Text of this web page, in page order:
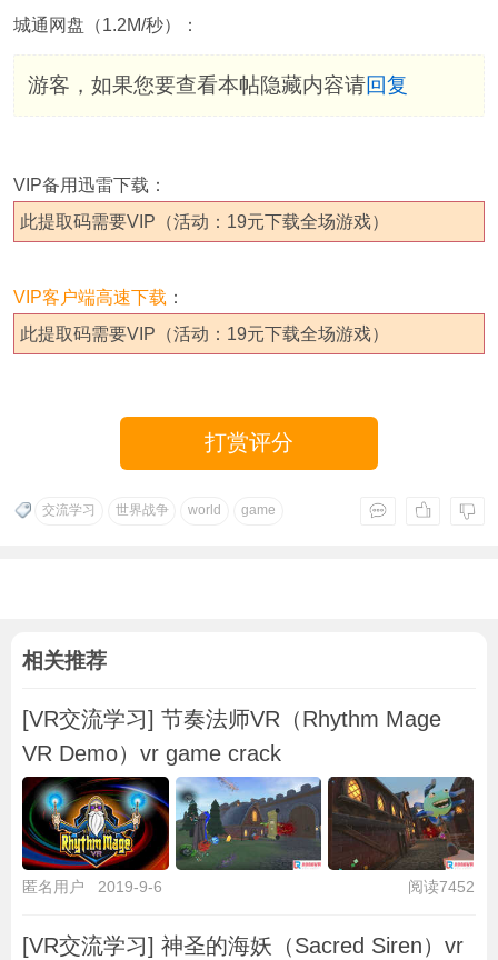
城通网盘（1.2M/秒）：
游客，如果您要查看本帖隐藏内容请回复
VIP备用迅雷下载：
此提取码需要VIP（活动：19元下载全场游戏）
VIP客户端高速下载 ：
此提取码需要VIP（活动：19元下载全场游戏）
打赏评分
交流学习 世界战争 world game
相关推荐
[VR交流学习] 节奏法师VR（Rhythm Mage
VR Demo）vr game crack
匿名用户 2019-9-6 阅读7452
[VR交流学习] 神圣的海妖（Sacred Siren）vr